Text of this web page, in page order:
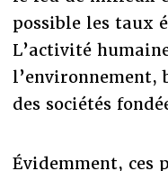
possible les taux
L’activité
l’environnement,
des sociétés
Évidemment, ces